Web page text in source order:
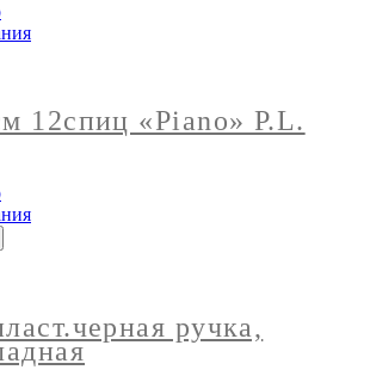
12спиц «Piano» P.L.
ручка,